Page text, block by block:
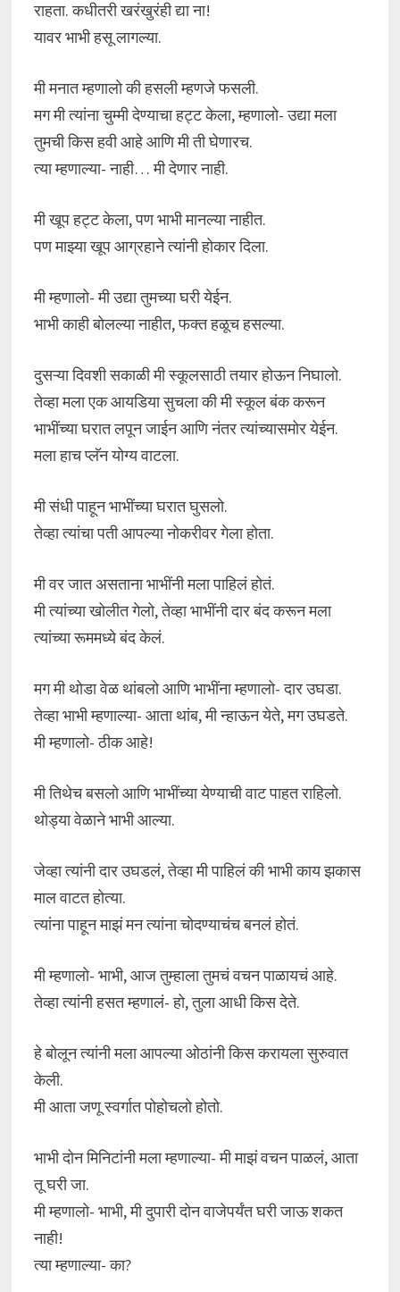
राहता. कधीतरी खरंखुरंही द्या ना!
यावर भाभी हसू लागल्या.
मी मनात म्हणालो की हसली म्हणजे फसली.
मग मी त्यांना चुम्मी देण्याचा हट्ट केला, म्हणालो- उद्या मला
तुमची किस हवी आहे आणि मी ती घेणारच.
त्या म्हणाल्या- नाही… मी देणार नाही.
मी खूप हट्ट केला, पण भाभी मानल्या नाहीत.
पण माझ्या खूप आग्रहाने त्यांनी होकार दिला.
मी म्हणालो- मी उद्या तुमच्या घरी येईन.
भाभी काही बोलल्या नाहीत, फक्त हळूच हसल्या.
दुसऱ्या दिवशी सकाळी मी स्कूलसाठी तयार होऊन निघालो.
तेव्हा मला एक आयडिया सुचला की मी स्कूल बंक करून
भाभींच्या घरात लपून जाईन आणि नंतर त्यांच्यासमोर येईन.
मला हाच प्लॅन योग्य वाटला.
मी संधी पाहून भाभींच्या घरात घुसलो.
तेव्हा त्यांचा पती आपल्या नोकरीवर गेला होता.
मी वर जात असताना भाभींनी मला पाहिलं होतं.
मी त्यांच्या खोलीत गेलो, तेव्हा भाभींनी दार बंद करून मला
त्यांच्या रूममध्ये बंद केलं.
मग मी थोडा वेळ थांबलो आणि भाभींना म्हणालो- दार उघडा.
तेव्हा भाभी म्हणाल्या- आता थांब, मी न्हाऊन येते, मग उघडते.
मी म्हणालो- ठीक आहे!
मी तिथेच बसलो आणि भाभींच्या येण्याची वाट पाहत राहिलो.
थोड्या वेळाने भाभी आल्या.
जेव्हा त्यांनी दार उघडलं, तेव्हा मी पाहिलं की भाभी काय झकास
माल वाटत होत्या.
त्यांना पाहून माझं मन त्यांना चोदण्याचंच बनलं होतं.
मी म्हणालो- भाभी, आज तुम्हाला तुमचं वचन पाळायचं आहे.
तेव्हा त्यांनी हसत म्हणालं- हो, तुला आधी किस देते.
हे बोलून त्यांनी मला आपल्या ओठांनी किस करायला सुरुवात
केली.
मी आता जणू स्वर्गात पोहोचलो होतो.
भाभी दोन मिनिटांनी मला म्हणाल्या- मी माझं वचन पाळलं, आता
तू घरी जा.
मी म्हणालो- भाभी, मी दुपारी दोन वाजेपर्यंत घरी जाऊ शकत
नाही!
त्या म्हणाल्या- का?